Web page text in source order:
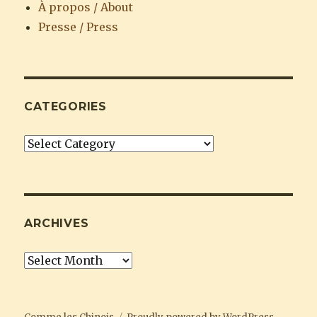
À propos / About
Presse / Press
CATEGORIES
Categories
ARCHIVES
Archives